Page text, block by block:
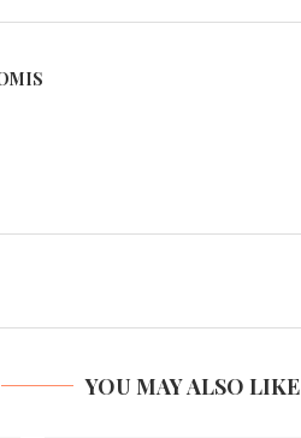
YOU MAY ALSO LIKE